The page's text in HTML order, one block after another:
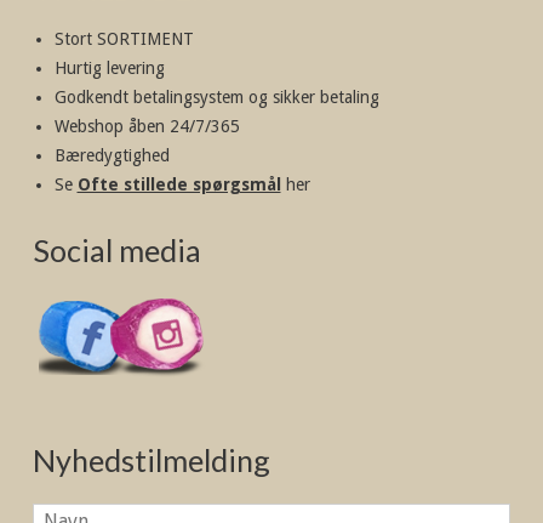
Stort SORTIMENT
Hurtig levering
Godkendt betalingsystem og sikker betaling
Webshop åben 24/7/365
Bæredygtighed
Se Ofte stillede spørgsmål her
Social media
Nyhedstilmelding